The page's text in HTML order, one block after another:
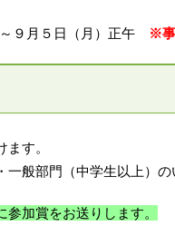
９月５日（月）正午 ※
す。
般部門（中学生以上）の
加賞をお送りします。